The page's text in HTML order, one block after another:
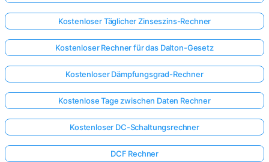
Kostenloser Täglicher Zinseszins-Rechner
Kostenloser Rechner für das Dalton-Gesetz
Kostenloser Dämpfungsgrad-Rechner
Kostenlose Tage zwischen Daten Rechner
Kostenloser DC-Schaltungsrechner
DCF Rechner